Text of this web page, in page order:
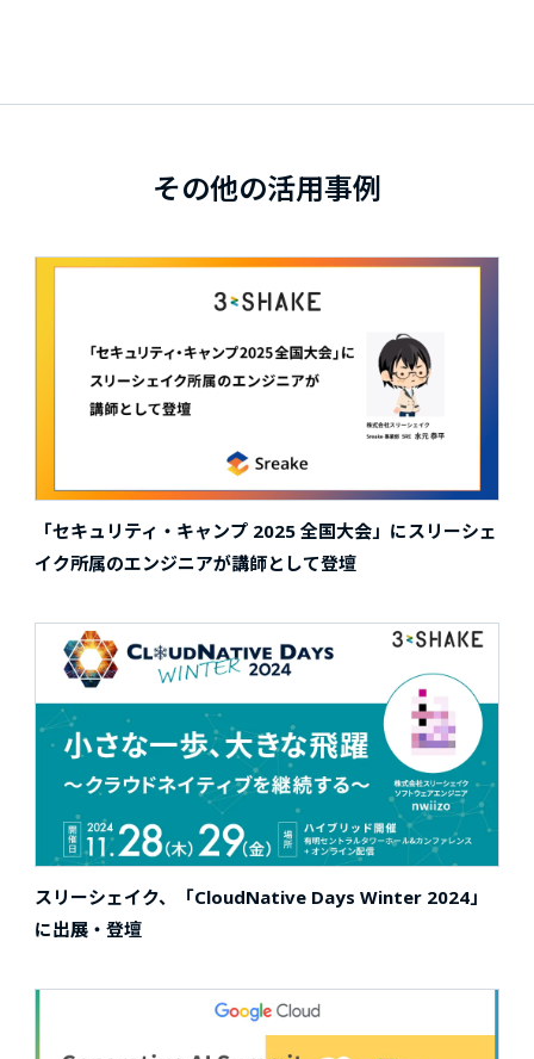
その他の活用事例
「セキュリティ・キャンプ 2025 全国大会」にスリーシェ
イク所属のエンジニアが講師として登壇
スリーシェイク、「CloudNative Days Winter 2024」
に出展・登壇